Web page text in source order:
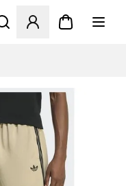
en Modal til at